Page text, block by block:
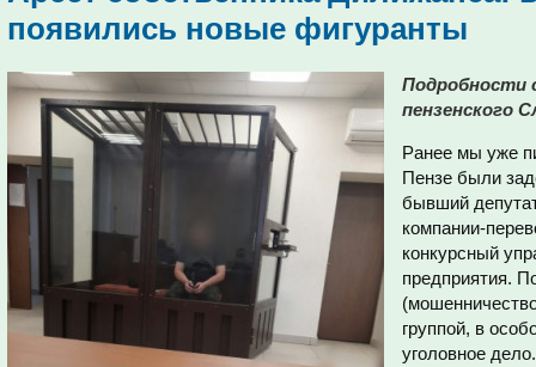
появились новые фигуранты
Подробности
пензенского
Ранее мы уже
Пензе были
бывший
компании-
конкурсный
предприятия.
группой, в
уголовное дело.